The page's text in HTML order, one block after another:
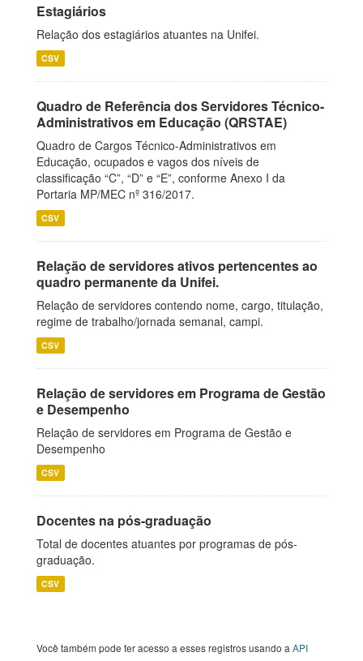
Estagiários
Relação dos estagiários atuantes na Unifei.
CSV
Quadro de Referência dos Servidores Técnico-
Administrativos em Educação (QRSTAE)
Quadro de Cargos Técnico-Administrativos em
Educação, ocupados e vagos dos níveis de
classificação “C”, “D” e “E”, conforme Anexo I da
Portaria MP/MEC nº 316/2017.
CSV
Relação de servidores ativos pertencentes ao
quadro permanente da Unifei.
Relação de servidores contendo nome, cargo, titulação,
regime de trabalho/jornada semanal, campi.
CSV
Relação de servidores em Programa de Gestão
e Desempenho
Relação de servidores em Programa de Gestão e
Desempenho
CSV
Docentes na pós-graduação
Total de docentes atuantes por programas de pós-
graduação.
CSV
Você também pode ter acesso a esses registros usando a API